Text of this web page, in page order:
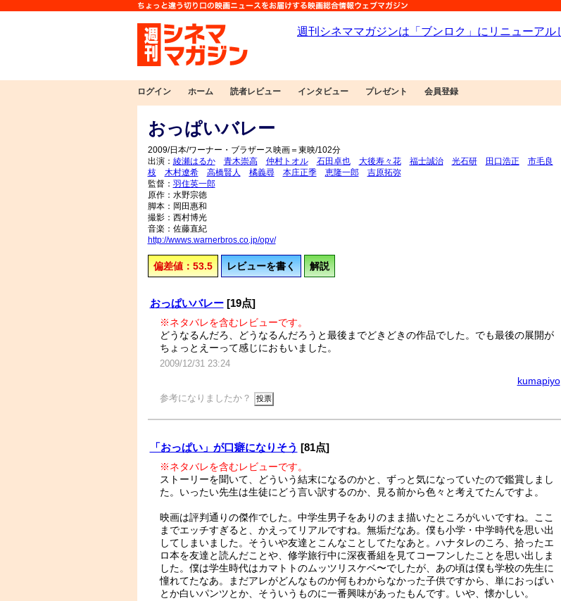
ログイン ホーム 読者レビュー インタビュー プレゼント 会員登録
おっぱいバレー
2009/日本/ワーナー・ブラザース映画＝東映/102分
出演： 綾瀬はるか 青木崇高 仲村トオル 石田卓也 大後寿々花 福士誠治 光石研 田口浩正
市毛良
枝
木村遼希 高橋賢人 橘義尋 本庄正季 恵隆一郎
吉原拓弥
監督： 羽住英一郎
原作：水野宗徳
脚本：岡田惠和
撮影：西村博光
音楽：佐藤直紀
http://wwws.warnerbros.co.jp/opv/
偏差値：53.5 レビューを書く 解説
おっぱいバレー[19点]
※ネタバレを含むレビューです。
どうなるんだろ、どうなるんだろうと最後までどきどきの作品でした。でも最後の展開が
ちょっとえーって感じにおもいました。
2009/12/31 23:24
kumapiyo
参考になりましたか？
「おっぱい」が口癖になりそう [81点]
※ネタバレを含むレビューです。
ストーリーを聞いて、どういう結末になるのかと、ずっと気になっていたので鑑賞しまし
た。いったい先生は生徒にどう言い訳するのか、見る前から色々と考えてたんですよ。
映画は評判通りの傑作でした。中学生男子をありのまま描いたところがいいですね。ここ
までエッチすぎると、かえってリアルですね。無垢だなあ。僕も小学・中学時代を思い出
してしまいました。そういや友達とこんなことしてたなあと。ハナタレのころ、拾ったエ
ロ本を友達と読んだことや、修学旅行中に深夜番組を見てコーフンしたことを思い出しま
した。僕は学生時代はカマトトのムッツリスケベ〜でしたが、あの頃は僕も学校の先生に
憧れてたなあ。まだアレがどんなものか何もわからなかった子供ですから、単におっぱい
とか白いパンツとか、そういうものに一番興味があったもんです。いや、懐かしい。